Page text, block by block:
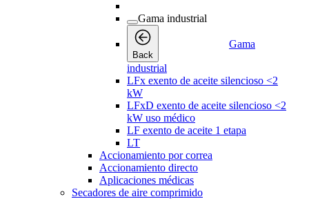
Gama industrial
Back
Gama
industrial
LFx exento de aceite silencioso <2
kW
LFxD exento de aceite silencioso <2
kW uso médico
LF exento de aceite 1 etapa
LT
Accionamiento por correa
Accionamiento directo
Aplicaciones médicas
Secadores de aire comprimido